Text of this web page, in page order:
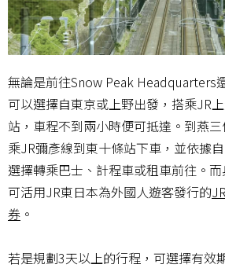
無論是前往Snow Peak Headquarters
可以選擇自東京或上野出發，搭乘JR
站，車程不到兩小時便可抵達。到燕
乘JR彌彥線到東十條站下車，並依據
選擇轉乘巴士、計程車或租車前往。而
可活用JR東日本為外國人遊客發行的
券 。
若是規劃3天以上的行程，可選擇有效